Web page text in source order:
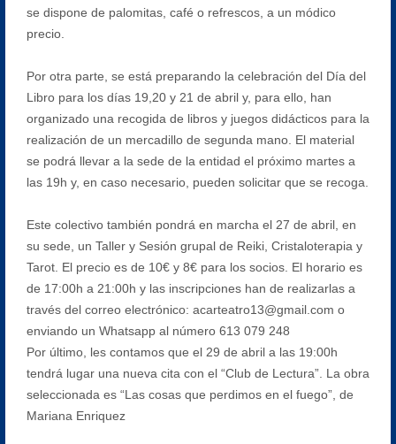
se dispone de palomitas, café o refrescos, a un módico
precio.
Por otra parte, se está preparando la celebración del Día del
Libro para los días 19,20 y 21 de abril y, para ello, han
organizado una recogida de libros y juegos didácticos para la
realización de un mercadillo de segunda mano. El material
se podrá llevar a la sede de la entidad el próximo martes a
las 19h y, en caso necesario, pueden solicitar que se recoga.
Este colectivo también pondrá en marcha el 27 de abril, en
su sede, un Taller y Sesión grupal de Reiki, Cristaloterapia y
Tarot. El precio es de 10€ y 8€ para los socios. El horario es
de 17:00h a 21:00h y las inscripciones han de realizarlas a
través del correo electrónico: acarteatro13@gmail.com o
enviando un Whatsapp al número 613 079 248
Por último, les contamos que el 29 de abril a las 19:00h
tendrá lugar una nueva cita con el “Club de Lectura”. La obra
seleccionada es “Las cosas que perdimos en el fuego”, de
Mariana Enriquez